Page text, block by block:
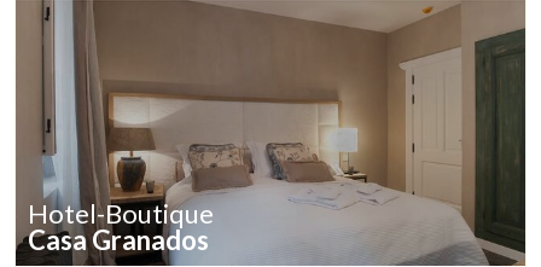
Gestionar mi reserva
Verificar localizador
Hotel-Boutique
Casa Granados